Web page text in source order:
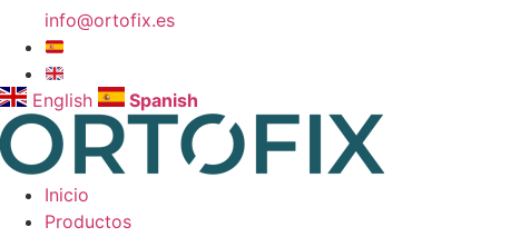
info@ortofix.es
English Spanish
Inicio
Productos